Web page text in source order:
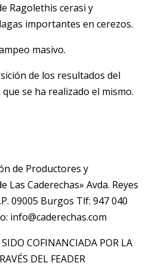
Ragolethis cerasi y
importantes en cerezos.
masivo.
de los resultados del
se ha realizado el mismo.
de Productores y
Las Caderechas» Avda. Reyes
09005 Burgos Tlf: 947 040
info@caderechas.com
COFINANCIADA POR LA
DEL FEADER